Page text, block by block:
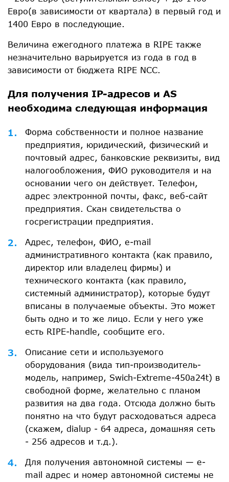
Евро(в зависимости от квартала) в первый год и
1400 Евро в последующие.
Величина ежегодного платежа в RIPE также
незначительно варьируется из года в год в
зависимости от бюджета RIPE NCC.
Для получения IP-адресов и AS
необходима следующая информация
Форма собственности и полное название
предприятия, юридический, физический и
почтовый адрес, банковские реквизиты, вид
налогообложения, ФИО руководителя и на
основании чего он действует. Телефон,
адрес электронной почты, факс, веб-сайт
предприятия. Скан свидетельства о
госрегистрации предприятия.
Адрес, телефон, ФИО, e-mail
административного контакта (как правило,
директор или владелец фирмы) и
технического контакта (как правило,
системный администратор), которые будут
вписаны в получаемые объекты. Это может
быть одно и то же лицо. Если у него уже
есть RIPE-handle, сообщите его.
Описание сети и используемого
оборудования (вида тип-производитель-
модель, например, Swich-Extreme-450a24t) в
свободной форме, желательно с планом
развития на два года. Отсюда должно быть
понятно на что будут расходоваться адреса
(скажем, dialup - 64 адреса, домашняя сеть
- 256 адресов и т.д.).
Для получения автономной системы — е-
mail адрес и номер автономной системы не